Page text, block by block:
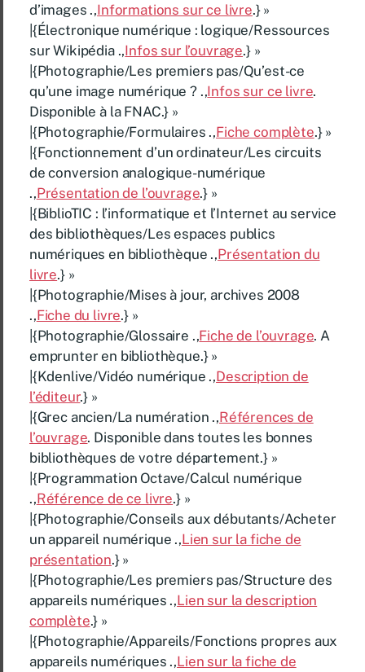
d’images .,Informations sur ce livre.} »
|{Électronique numérique : logique/Ressources
sur Wikipédia .,Infos sur l’ouvrage.} »
|{Photographie/Les premiers pas/Qu’est-ce
qu’une image numérique ? .,Infos sur ce livre.
Disponible à la FNAC.} »
|{Photographie/Formulaires .,Fiche complète.} »
|{Fonctionnement d’un ordinateur/Les circuits
de conversion analogique-numérique
.,Présentation de l’ouvrage.} »
|{BiblioTIC : l’informatique et l’Internet au service
des bibliothèques/Les espaces publics
numériques en bibliothèque .,Présentation du
livre.} »
|{Photographie/Mises à jour, archives 2008
.,Fiche du livre.} »
|{Photographie/Glossaire .,Fiche de l’ouvrage. A
emprunter en bibliothèque.} »
|{Kdenlive/Vidéo numérique .,Description de
l’éditeur.} »
|{Grec ancien/La numération .,Références de
l’ouvrage. Disponible dans toutes les bonnes
bibliothèques de votre département.} »
|{Programmation Octave/Calcul numérique
.,Référence de ce livre.} »
|{Photographie/Conseils aux débutants/Acheter
un appareil numérique .,Lien sur la fiche de
présentation.} »
|{Photographie/Les premiers pas/Structure des
appareils numériques .,Lien sur la description
complète.} »
|{Photographie/Appareils/Fonctions propres aux
appareils numériques .,Lien sur la fiche de